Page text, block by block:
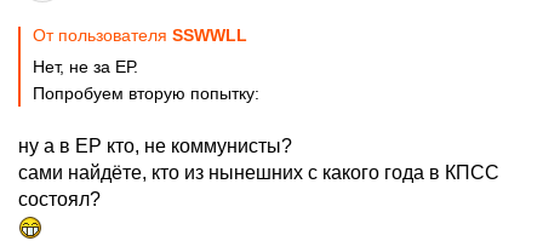
От пользователя SSWWLL
Нет, не за ЕР.
Попробуем вторую попытку:
ну а в ЕР кто, не коммунисты?
сами найдёте, кто из нынешних с какого года в КПСС
состоял?